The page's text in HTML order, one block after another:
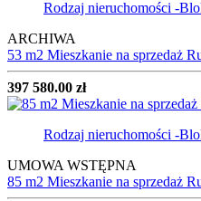
Rodzaj nieruchomości -
ARCHIWA
53 m2 Mieszkanie na sprzedaż
397 580.00 zł
Rodzaj nieruchomości -
UMOWA WSTĘPNA
85 m2 Mieszkanie na sprzedaż